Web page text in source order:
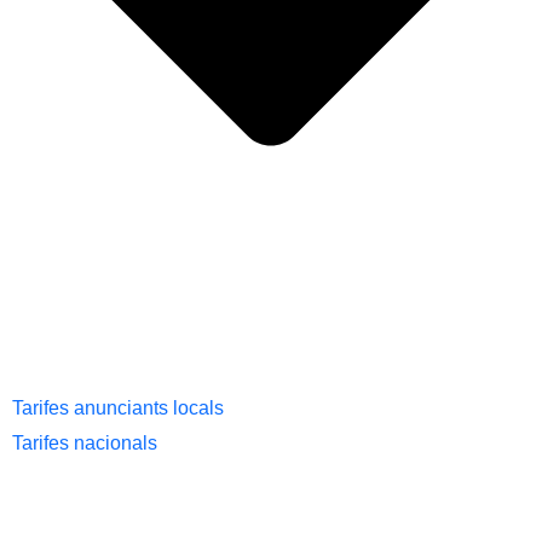
Tarifes anunciants locals
Tarifes nacionals